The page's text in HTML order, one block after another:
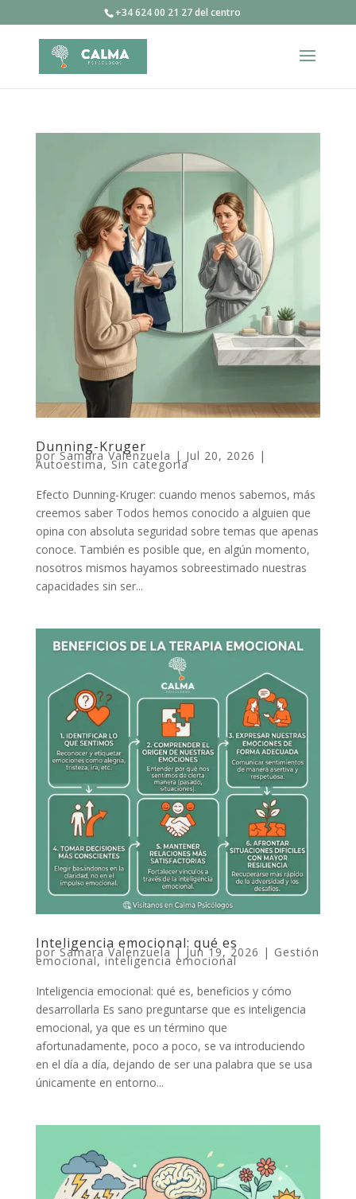
+34 624 00 21 27 del centro
Dunning-Kruger
por Samara Valenzuela | Jul 20, 2026 |
Autoestima,Sin categoría
Efecto Dunning-Kruger: cuando menos sabemos, más
creemos saber Todos hemos conocido a alguien que
opina con absoluta seguridad sobre temas que apenas
conoce. También es posible que, en algún momento,
nosotros mismos hayamos sobreestimado nuestras
capacidades sin ser...
Inteligencia emocional: qué es
porSamara Valenzuela|Jun 19, 2026 | Gestión
emocional,inteligencia emocional
Inteligencia emocional: qué es, beneficios y cómo
desarrollarla Es sano preguntarse que es inteligencia
emocional, ya que es un término que
afortunadamente, poco a poco, se va introduciendo
en el día a día, dejando de ser una palabra que se usa
únicamente en entorno...